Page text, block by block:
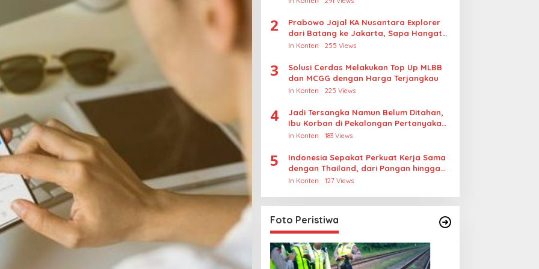
2
Prabowo Jajal KA Nusantara Explorer
dari Batang ke Jakarta, Sapa Hangat
Warga
In Konten 255 Views
3
Solusi Cerdas Melakukan Top Up MLBB
dan MCGG dengan Harga Terjangkau
In Konten 225 Views
4
Jadi Tersangka Namun Belum Ditahan,
Ibu Korban di Pekalongan Pertanyakan
Keseriusan Polisi Tangani Kasus
In Konten 183 Views
5
Indonesia Sepakat Perkuat Kerja Sama
dengan Thailand, dari Pangan hingga
Ekonomi Digital
In Konten 127 Views
Foto Peristiwa